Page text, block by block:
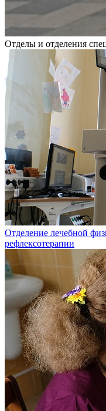
Отделы и отделения
Отделение лечебной
рефлексотерапии